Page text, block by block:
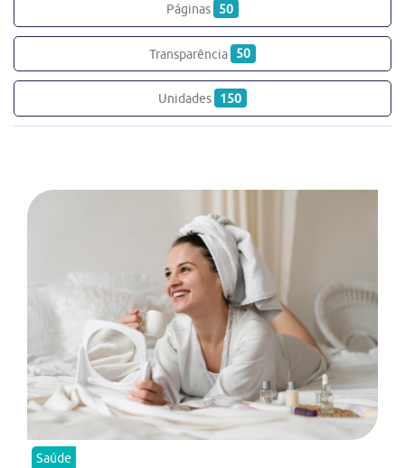
Páginas 50
Transparência 50
Unidades 150
Saúde